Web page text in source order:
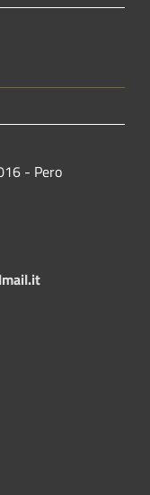
- Pero